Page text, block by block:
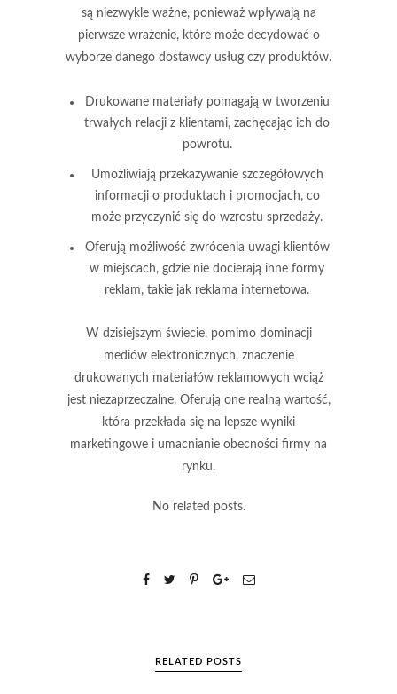
są niezwykle ważne, ponieważ wpływają na
pierwsze wrażenie, które może decydować o
wyborze danego dostawcy usług czy produktów.
Drukowane materiały pomagają w tworzeniu
trwałych relacji z klientami, zachęcając ich do
powrotu.
Umożliwiają przekazywanie szczegółowych
informacji o produktach i promocjach, co
może przyczynić się do wzrostu sprzedaży.
Oferują możliwość zwrócenia uwagi klientów
w miejscach, gdzie nie docierają inne formy
reklam, takie jak reklama internetowa.
W dzisiejszym świecie, pomimo dominacji
mediów elektronicznych, znaczenie
drukowanych materiałów reklamowych wciąż
jest niezaprzeczalne. Oferują one realną wartość,
która przekłada się na lepsze wyniki
marketingowe i umacnianie obecności firmy na
rynku.
No related posts.
RELATED POSTS